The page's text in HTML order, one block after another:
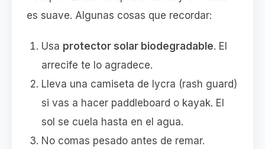
es suave. Algunas cosas que recordar:
Usa protector solar biodegradable. El
arrecife te lo agradece.
Lleva una camiseta de lycra (rash guard)
si vas a hacer paddleboard o kayak. El
sol se cuela hasta en el agua.
No comas pesado antes de remar.